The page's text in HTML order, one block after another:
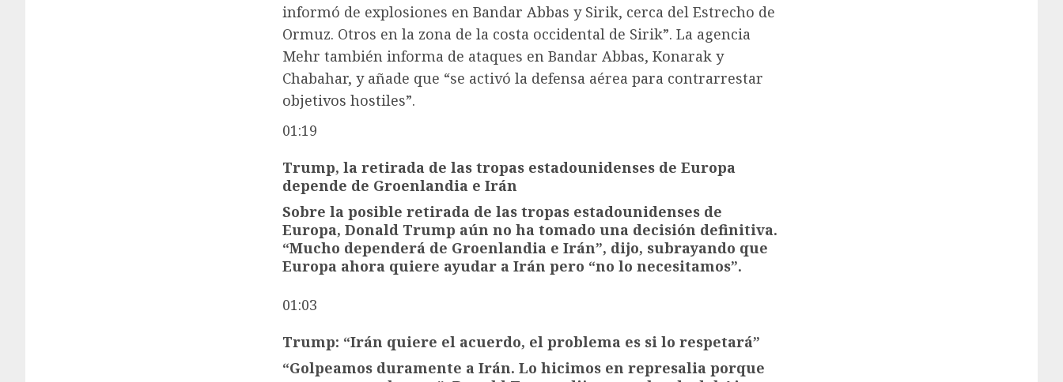
informó de explosiones en Bandar Abbas y Sirik, cerca del Estrecho de
Ormuz. Otros en la zona de la costa occidental de Sirik”. La agencia
Mehr también informa de ataques en Bandar Abbas, Konarak y
Chabahar, y añade que “se activó la defensa aérea para contrarrestar
objetivos hostiles”.
01:19
Trump, la retirada de las tropas estadounidenses de Europa
depende de Groenlandia e Irán
Sobre la posible retirada de las tropas estadounidenses de
Europa, Donald Trump aún no ha tomado una decisión definitiva.
“Mucho dependerá de Groenlandia e Irán”, dijo, subrayando que
Europa ahora quiere ayudar a Irán pero “no lo necesitamos”.
01:03
Trump: “Irán quiere el acuerdo, el problema es si lo respetará”
“Golpeamos duramente a Irán. Lo hicimos en represalia porque